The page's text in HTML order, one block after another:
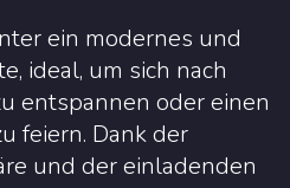
ein modernes und
ideal, um sich nach
entspannen oder einen
feiern. Dank der
und der einladenden